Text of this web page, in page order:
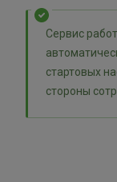
Сервис
стартовых
стороны